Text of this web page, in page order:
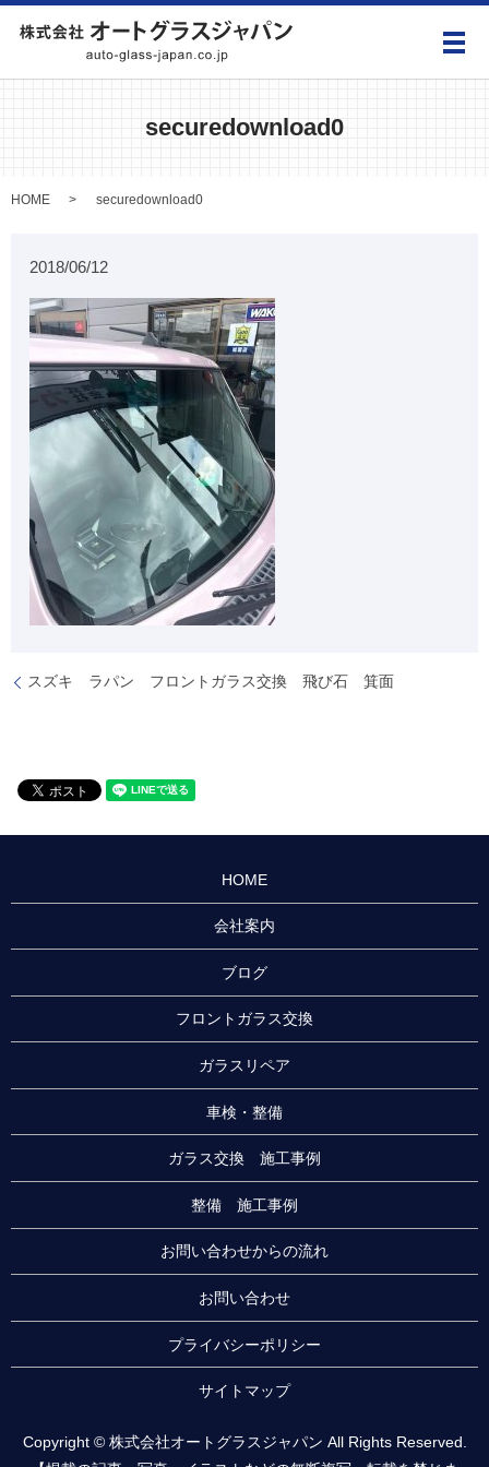
メ
securedownload0
HOME securedownload0
2018/06/12
スズキ ラパン フロントガラス交換 飛び石 箕面
HOME
会社案内
ブログ
フロントガラス交換
ガラスリペア
車検・整備
ガラス交換 施工事例
整備 施工事例
お問い合わせからの流れ
お問い合わせ
プライバシーポリシー
サイトマップ
Copyright © 株式会社オートグラスジャパン All Rights Reserved.